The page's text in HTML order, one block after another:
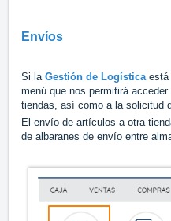
Envíos
Si la Gestión de Logística está
menú que nos permitirá
tiendas, así como a la solicitud
El envío de artículos a otra
de albaranes de envío entre